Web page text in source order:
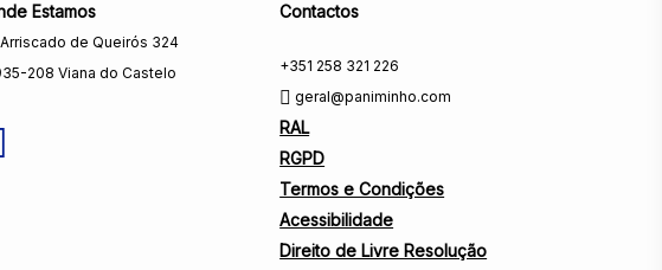
Estamos
Arriscado de Queirós 324
208 Viana do Castelo
Contactos
+351 258 321 226
geral@paniminho.com
RAL
RGPD
Termos e Condições
Acessibilidade
Direito de Livre Resolução